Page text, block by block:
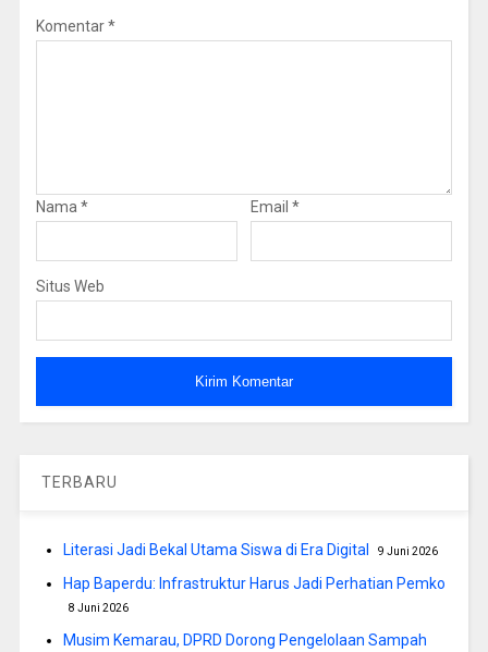
Komentar*
Nama * Email *
Situs Web
TERBARU
Literasi Jadi Bekal Utama Siswa di Era Digital 9 Juni 2026
Hap Baperdu: Infrastruktur Harus Jadi Perhatian Pemko
8 Juni 2026
Musim Kemarau, DPRD Dorong Pengelolaan Sampah